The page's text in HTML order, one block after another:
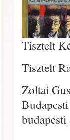
Tisztelt
Tisztelt
Zoltai
budapesti